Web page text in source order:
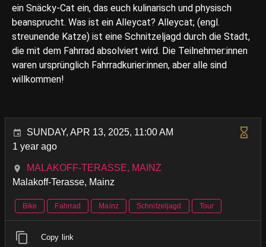
ein Snäcky-Cat ein, das euch kulinarisch und physisch
beansprucht. Was ist ein Alleycat? Alleycat; (engl.
streunende Katze) ist eine Schnitzeljagd durch die Stadt,
die mit dem Fahrrad absolviert wird. Die Teilnehmer:innen
waren ursprünglich Fahrradkurier:innen, aber alle sind
willkommen!
SUNDAY, APR 13, 2025, 11:00 AM
1 year ago
MALAKOFF-TERASSE, MAINZ
Malakoff-Terasse, Mainz
Bike Fahrrad Mainz Schnitzeljagd Tour
Copy link